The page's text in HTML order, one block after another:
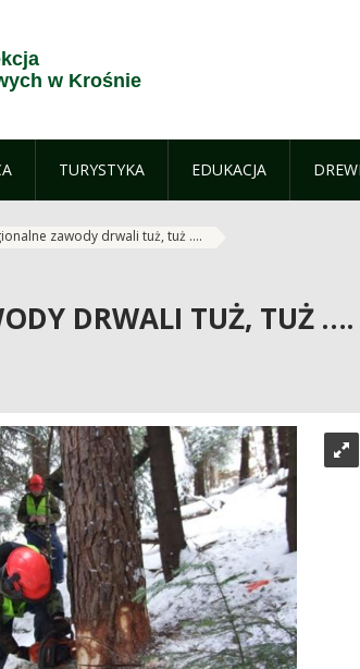
w Krośnie
TURYSTYKA EDUKACJA
zawody drwali tuż, tuż ….
DRWALI TUŻ, TUŻ ….